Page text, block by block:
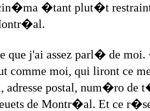
�tant plut�t
que j'ai assez parl� de
comme moi, qui liront ce
adresse postal, num�ro
de Montr�al. Et ce